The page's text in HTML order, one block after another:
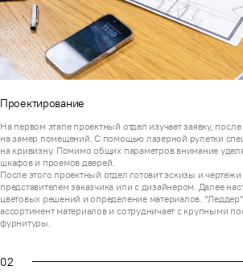
Проектирование
На первом этапе проектный отдел изучает заявку,
на замер помещений. С помощью лазерной рулетки
на кривизну. Помимо общих параметров внимание
шкафов и проемов дверей.
После этого проектный отдел готовит эскизы и
представителем заказчика или с дизайнером. Далее
цветовых решений и определение материалов.
ассортимент материалов и сотрудничает с крупными
фурнитуры.
02